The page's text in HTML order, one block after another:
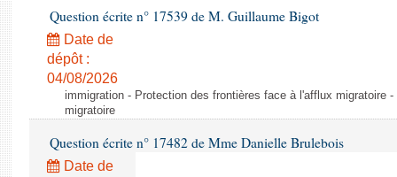
Question écrite n° 17539 de M. Guillaume Bigot
Date de
dépôt :
04/08/2026
immigration - Protection des frontières face à l'afflux migratoire
migratoire
Question écrite n° 17482 de Mme Danielle Brulebois
Date de